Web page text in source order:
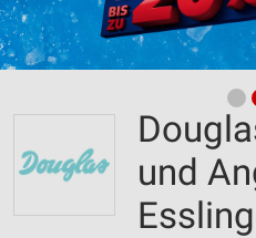
und